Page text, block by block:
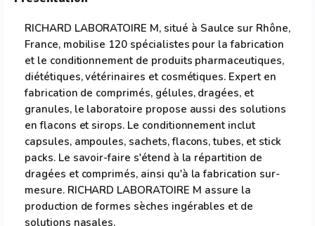
RICHARD LABORATOIRE M, situé à Saulce sur Rhône,
France, mobilise 120 spécialistes pour la fabrication
et le conditionnement de produits pharmaceutiques,
diététiques, vétérinaires et cosmétiques. Expert en
fabrication de comprimés, gélules, dragées, et
granules, le laboratoire propose aussi des solutions
en flacons et sirops. Le conditionnement inclut
capsules, ampoules, sachets, flacons, tubes, et stick
packs. Le savoir-faire s'étend à la répartition de
dragées et comprimés, ainsi qu'à la fabrication sur-
mesure. RICHARD LABORATOIRE M assure la
production de formes sèches ingérables et de
solutions nasales.